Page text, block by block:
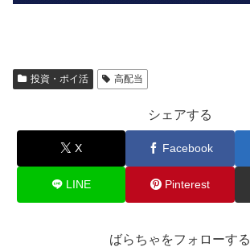
投資・ポイ活 高配当
シェアする
X Facebook
LINE Pinterest
ばらちゃをフォローする